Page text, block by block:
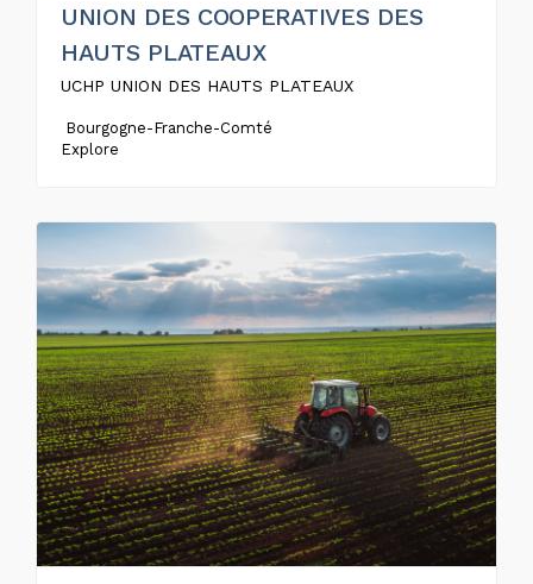
UNION DES COOPERATIVES DES
HAUTS PLATEAUX
UCHP UNION DES HAUTS PLATEAUX
Bourgogne-Franche-Comté
Explore